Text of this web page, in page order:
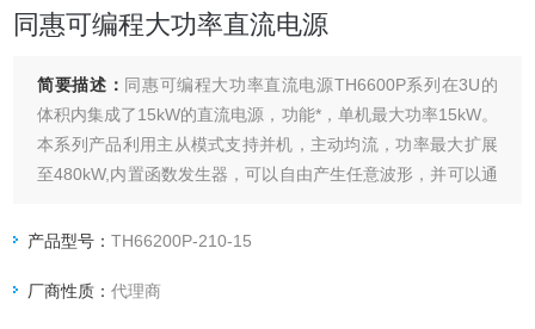
同惠可编程大功率直流电源
简要描述： 同惠可编程大功率直流电源TH6600P系列在3U的
体积内集成了15kW的直流电源，功能*，单机最大功率15kW。
本系列产品利用主从模式支持并机，主动均流，功率最大扩展
至480kW,内置函数发生器，可以自由产生任意波形，并可以通
能和丰富的测量功能。
产品型号：TH66200P-210-15
厂商性质：代理商